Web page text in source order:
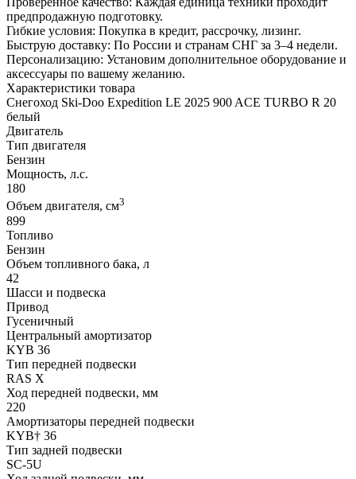
предпродажную подготовку.
Гибкие условия: Покупка в кредит, рассрочку, лизинг.
Быструю доставку: По России и странам СНГ за 3–4 недели.
Персонализацию: Установим дополнительное оборудование и
аксессуары по вашему желанию.
Характеристики товара
Снегоход Ski-Doo Expedition LE 2025 900 ACE TURBO R 20
белый
Двигатель
Тип двигателя
Бензин
Мощность, л.с.
180
Объем двигателя, см3
899
Топливо
Бензин
Объем топливного бака, л
42
Шасси и подвеска
Привод
Гусеничный
Центральный амортизатор
KYB 36
Тип передней подвески
RAS X
Ход передней подвески, мм
220
Амортизаторы передней подвески
KYB† 36
Тип задней подвески
SC-5U